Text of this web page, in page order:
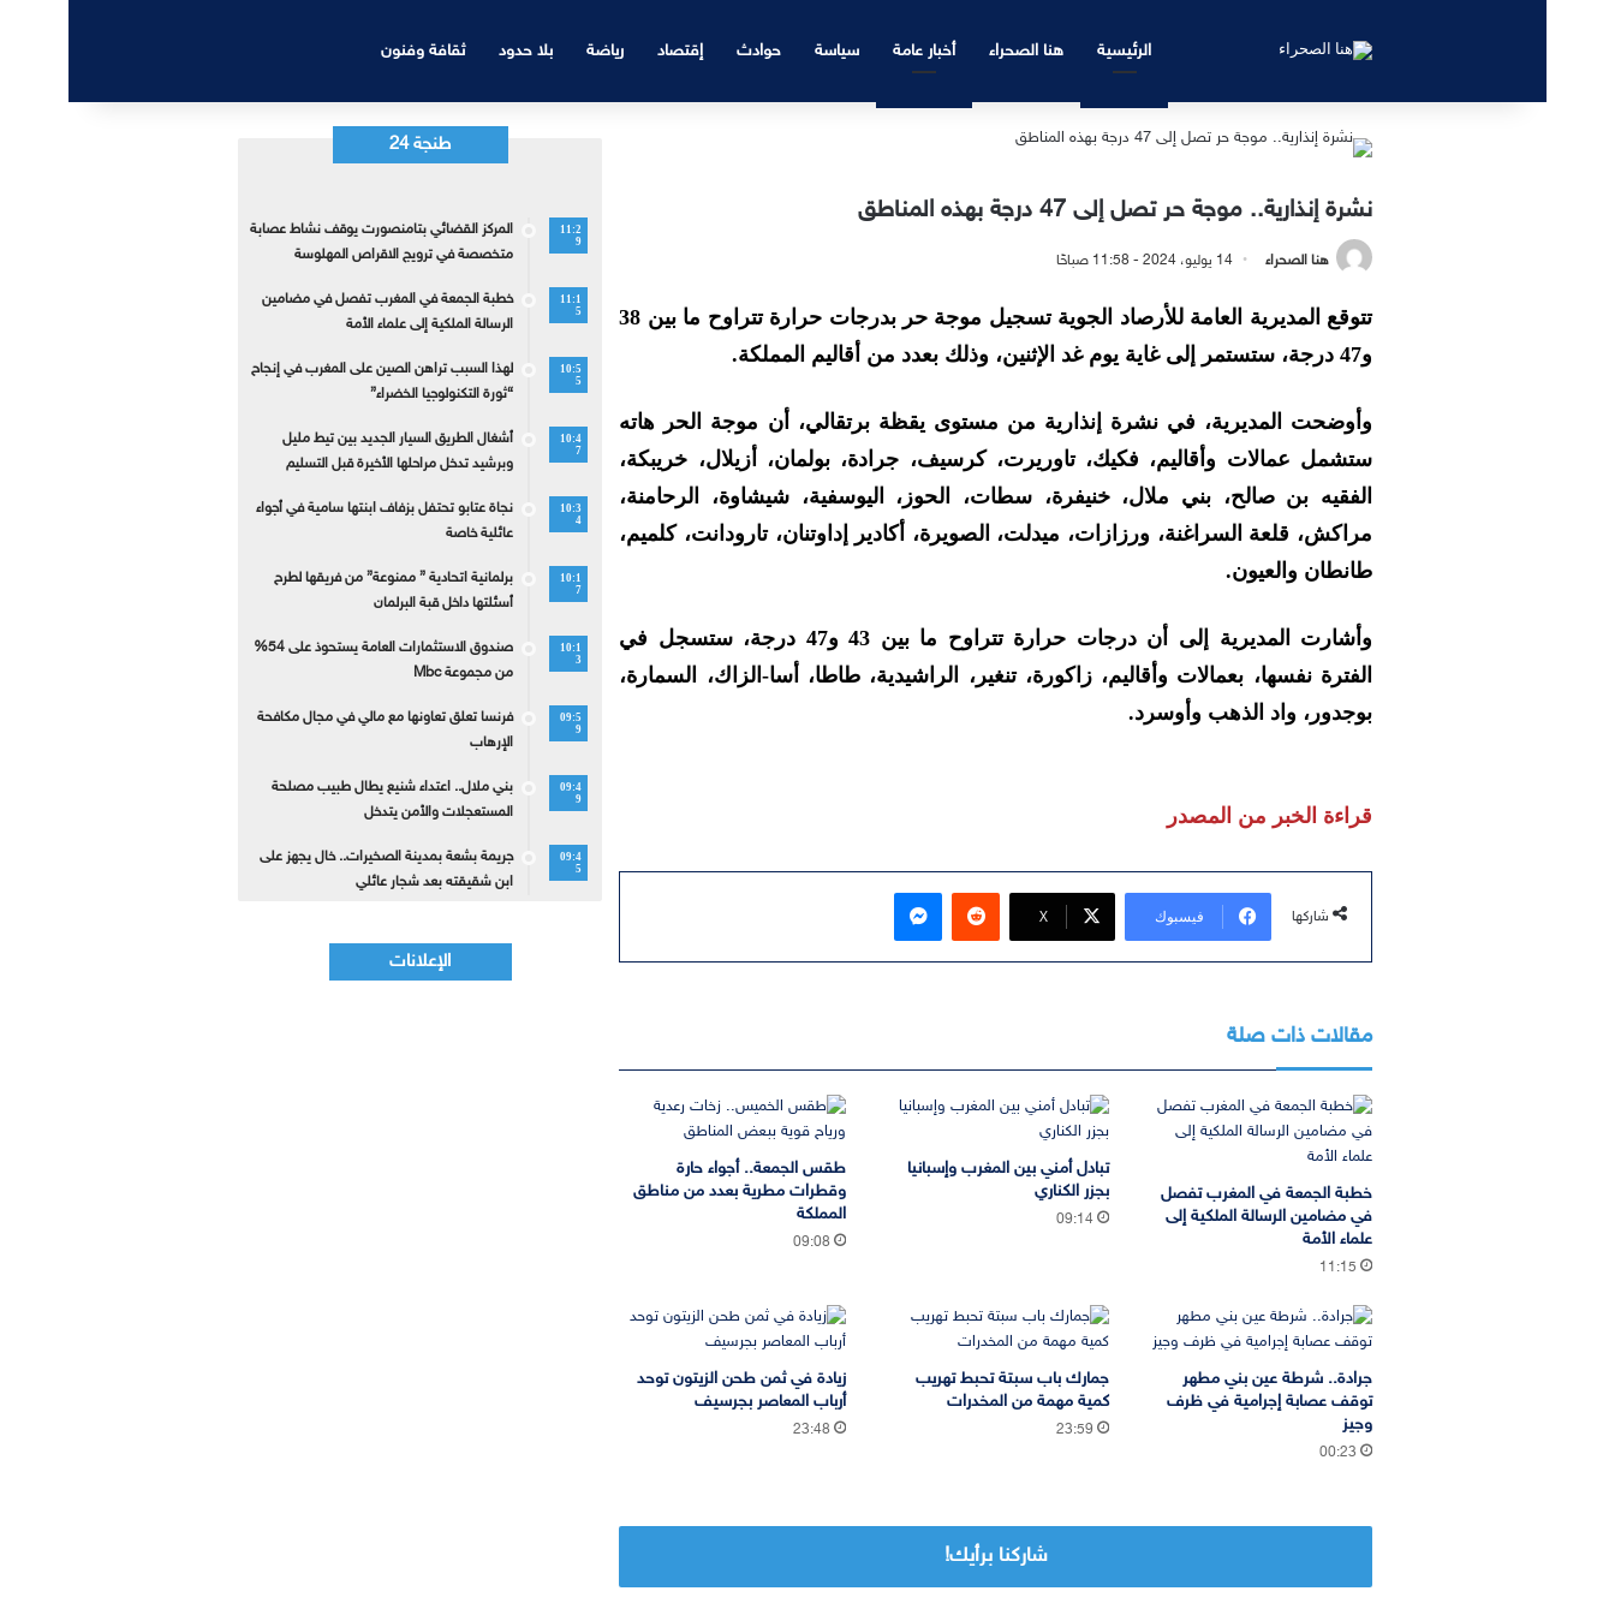
الرئيسية هنا الصحراء أخبار عامة سياسة حوادث إقتصاد رياضة بلا حدود ثقافة وفنون
نشرة إنذارية.. موجة حر تصل إلى 47 درجة بهذه المناطق
هنا الصحراء 14 يوليو، 2024 - 11:58 صباحًا
تتوقع المديرية العامة للأرصاد الجوية تسجيل موجة حر بدرجات حرارة تتراوح ما بين 38
و47 درجة، ستستمر إلى غاية يوم غد الإثنين، وذلك بعدد من أقاليم المملكة.
وأوضحت المديرية، في نشرة إنذارية من مستوى يقظة برتقالي، أن موجة الحر هاته
ستشمل عمالات وأقاليم، فكيك، تاوريرت، كرسيف، جرادة، بولمان، أزيلال، خريبكة،
الفقيه بن صالح، بني ملال، خنيفرة، سطات، الحوز، اليوسفية، شيشاوة، الرحامنة،
مراكش، قلعة السراغنة، ورزازات، ميدلت، الصويرة، أكادير إداوتنان، تارودانت، كلميم،
طانطان والعيون.
وأشارت المديرية إلى أن درجات حرارة تتراوح ما بين 43 و47 درجة، ستسجل في
الفترة نفسها، بعمالات وأقاليم، زاكورة، تنغير، الراشيدية، طاطا، أسا-الزاك، السمارة،
بوجدور، واد الذهب وأوسرد.
قراءة الخبر من المصدر
شاركها فيسبوك ‫X
ماسنجر
مقالات ذات صلة
خطبة الجمعة في المغرب تفصل
في مضامين الرسالة الملكية إلى
علماء الأمة
11:15
تبادل أمني بين المغرب وإسبانيا
بجزر الكناري
09:14
طقس الجمعة.. أجواء حارة
وقطرات مطرية بعدد من مناطق
المملكة
09:08
جرادة.. شرطة عين بني مطهر
توقف عصابة إجرامية في ظرف
وجيز
00:23
جمارك باب سبتة تحبط تهريب
كمية مهمة من المخدرات
23:59
زيادة في ثمن طحن الزيتون توحد
أرباب المعاصر بجرسيف
23:48
شاركنا برأيك!
طنجة 24
11:2
9
المركز القضائي بتامنصورت يوقف نشاط عصابة
متخصصة في ترويج الاقراص المهلوسة
11:1
5
خطبة الجمعة في المغرب تفصل في مضامين
الرسالة الملكية إلى علماء الأمة
10:5
5
لهذا السبب تراهن الصين على المغرب في إنجاح
“ثورة التكنولوجيا الخضراء”
10:4
7
أشغال الطريق السيار الجديد بين تيط مليل
وبرشيد تدخل مراحلها الأخيرة قبل التسليم
10:3
4
نجاة عتابو تحتفل بزفاف ابنتها سامية في أجواء
عائلية خاصة
10:1
7
برلمانية اتحادية ” ممنوعة” من فريقها لطرح
أسئلتها داخل قبة البرلمان
10:1
3
صندوق الاستثمارات العامة يستحوذ على 54%
من مجموعة Mbc
09:5
9
فرنسا تعلق تعاونها مع مالي في مجال مكافحة
الإرهاب
09:4
9
بني ملال.. اعتداء شنيع يطال طبيب مصلحة
المستعجلات والأمن يتدخل
09:4
5
جريمة بشعة بمدينة الصخيرات.. خال يجهز على
ابن شقيقته بعد شجار عائلي
الإعلانات